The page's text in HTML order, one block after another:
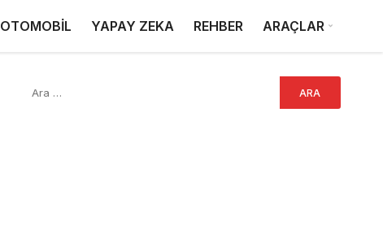
OTOMOBİL YAPAY ZEKA REHBER ARAÇLAR